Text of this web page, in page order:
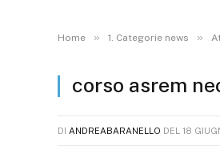
Home » 1. Categorie news »
corso asrem
DI ANDREABARANELLO DEL 18